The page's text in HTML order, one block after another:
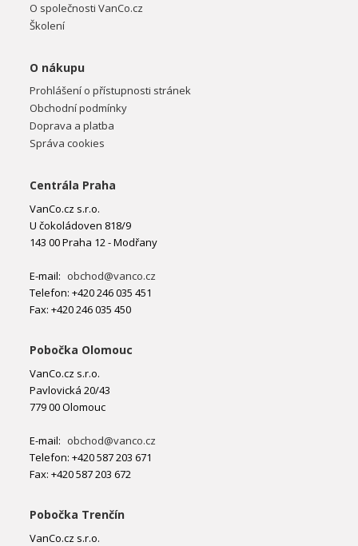
O společnosti VanCo.cz
Školení
O nákupu
Prohlášení o přístupnosti stránek
Obchodní podmínky
Doprava a platba
Správa cookies
Centrála Praha
VanCo.cz s.r.o.
U čokoládoven 818/9
143 00 Praha 12 - Modřany
E-mail: obchod@vanco.cz
Telefon: +420 246 035 451
Fax: +420 246 035 450
Pobočka Olomouc
VanCo.cz s.r.o.
Pavlovická 20/43
779 00 Olomouc
E-mail: obchod@vanco.cz
Telefon: +420 587 203 671
Fax: +420 587 203 672
Pobočka Trenčín
VanCo.cz s.r.o.